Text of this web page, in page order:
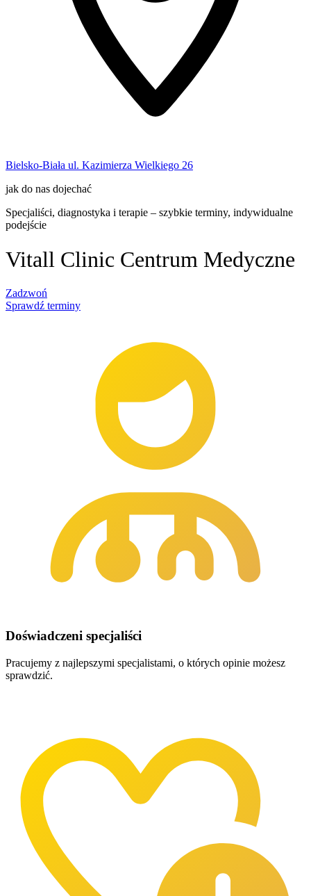
Bielsko-Biała ul. Kazimierza Wielkiego 26
jak do nas dojechać
Specjaliści, diagnostyka i terapie – szybkie terminy, indywidualne
podejście
Vitall Clinic Centrum Medyczne
Zadzwoń
Sprawdź terminy
Doświadczeni specjaliści
Pracujemy z najlepszymi specjalistami, o których opinie możesz
sprawdzić.